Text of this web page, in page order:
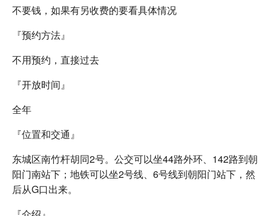
不要钱，如果有另收费的要看具体情况
『预约方法』
不用预约，直接过去
『开放时间』
全年
『位置和交通』
东城区南竹杆胡同2号。公交可以坐44路外环、142路到朝
阳门南站下；地铁可以坐2号线、6号线到朝阳门站下，然
后从G口出来。